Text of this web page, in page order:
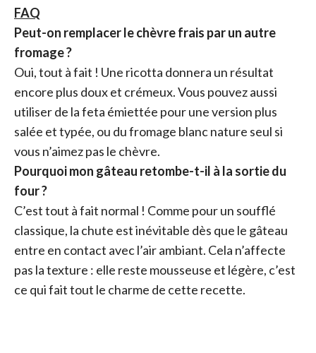
FAQ
Peut-on remplacer le chèvre frais par un autre
fromage ?
Oui, tout à fait ! Une ricotta donnera un résultat
encore plus doux et crémeux. Vous pouvez aussi
utiliser de la feta émiettée pour une version plus
salée et typée, ou du fromage blanc nature seul si
vous n’aimez pas le chèvre.
Pourquoi mon gâteau retombe-t-il à la sortie du
four ?
C’est tout à fait normal ! Comme pour un soufflé
classique, la chute est inévitable dès que le gâteau
entre en contact avec l’air ambiant. Cela n’affecte
pas la texture : elle reste mousseuse et légère, c’est
ce qui fait tout le charme de cette recette.